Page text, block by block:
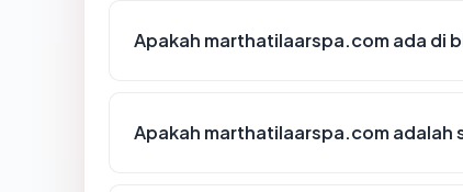
Apakah marthatilaarspa.com ada di
Apakah marthatilaarspa.com adalah